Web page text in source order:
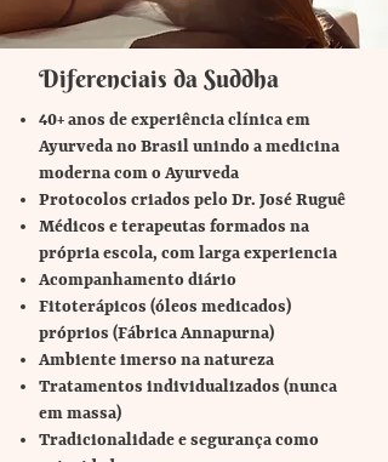
Diferenciais da Suddha
40+ anos de experiência clínica em
Ayurveda no Brasil unindo a medicina
moderna com o Ayurveda
Protocolos criados pelo Dr. José Ruguê
Médicos e terapeutas formados na
própria escola, com larga experiencia
Acompanhamento diário
Fitoterápicos (óleos medicados)
próprios (Fábrica Annapurna)
Ambiente imerso na natureza
Tratamentos individualizados (nunca
em massa)
Tradicionalidade e segurança como